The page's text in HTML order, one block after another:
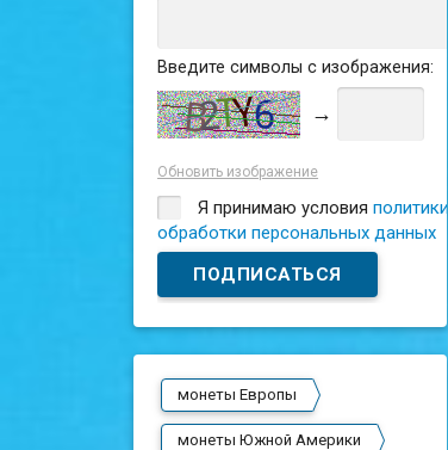
Введите символы с изображения:
→
Обновить изображение
Я принимаю условияполитики
обработки персональных данных
монеты Европы
монеты Южной Америки